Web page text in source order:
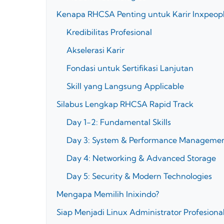
Kenapa RHCSA Penting untuk Karir
Kredibilitas Profesional
Akselerasi Karir
Fondasi untuk Sertifikasi Lanjutan
Skill yang Langsung Applicable
Silabus Lengkap RHCSA Rapid Track
Day 1-2: Fundamental Skills
Day 3: System & Performance
Day 4: Networking & Advanced Storage
Day 5: Security & Modern Technologies
Mengapa Memilih Inixindo?
Siap Menjadi Linux Administrator